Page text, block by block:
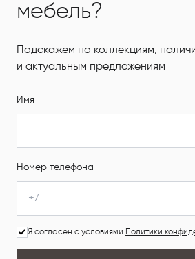
мебель?
Подскажем по коллекциям,
и актуальным предложениям
Имя
Номер телефона
Я согласен с условиями Политики